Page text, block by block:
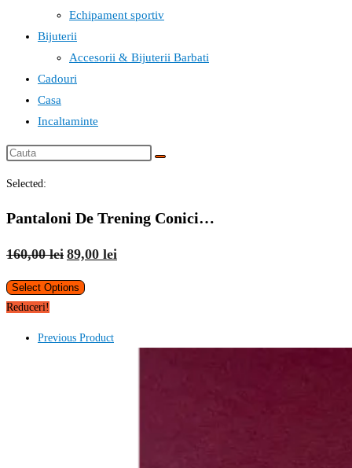
Echipament sportiv
Bijuterii
Accesorii & Bijuterii Barbati
Cadouri
Casa
Incaltaminte
Cauta
Selected:
Pantaloni De Trening Conici…
160,00lei Prețul
a
89,00 lei
Select Options
Reduceri!
Previous Product